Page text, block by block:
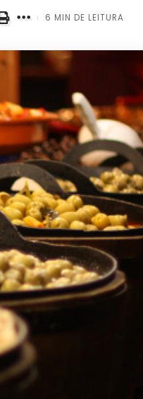
6 MIN DE LEITURA